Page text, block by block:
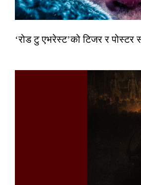
‘रोड टु एभरेस्ट’को टिजर र पोस्टर